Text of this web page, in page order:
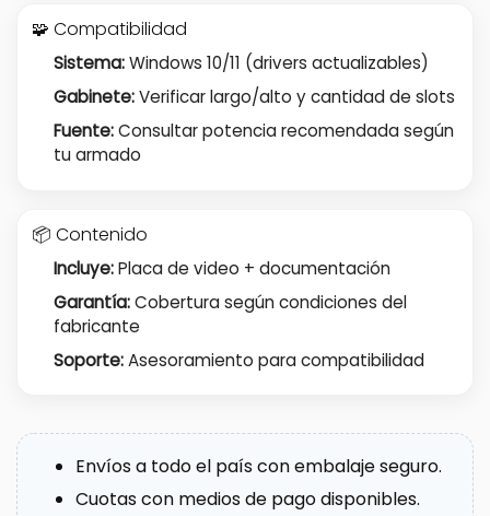
🧩 Compatibilidad
Sistema:Windows 10/11 (drivers actualizables)
Gabinete:Verificar largo/alto y cantidad de slots
Fuente:Consultar potencia recomendada según
tu armado
📦 Contenido
Incluye:Placa de video + documentación
Garantía:Cobertura según condiciones del
fabricante
Soporte:Asesoramiento para compatibilidad
Envíos a todo el país con embalaje seguro.
Cuotas con medios de pago disponibles.